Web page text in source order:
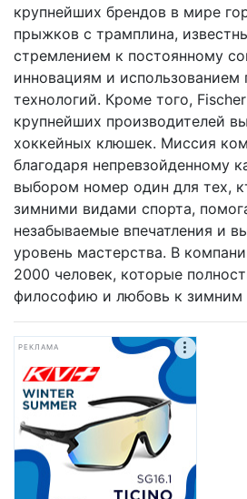
крупнейших брендов в мире
прыжков с трамплина,
стремлением к постоянному
инновациям и использованием
технологий. Кроме того,
крупнейших производителей
хоккейных клюшек. Миссия
благодаря непревзойденному
выбором номер один для тех,
зимними видами спорта,
незабываемые впечатления и
уровень мастерства. В
2000 человек, которые
философию и любовь к зимним
РЕКЛАМА